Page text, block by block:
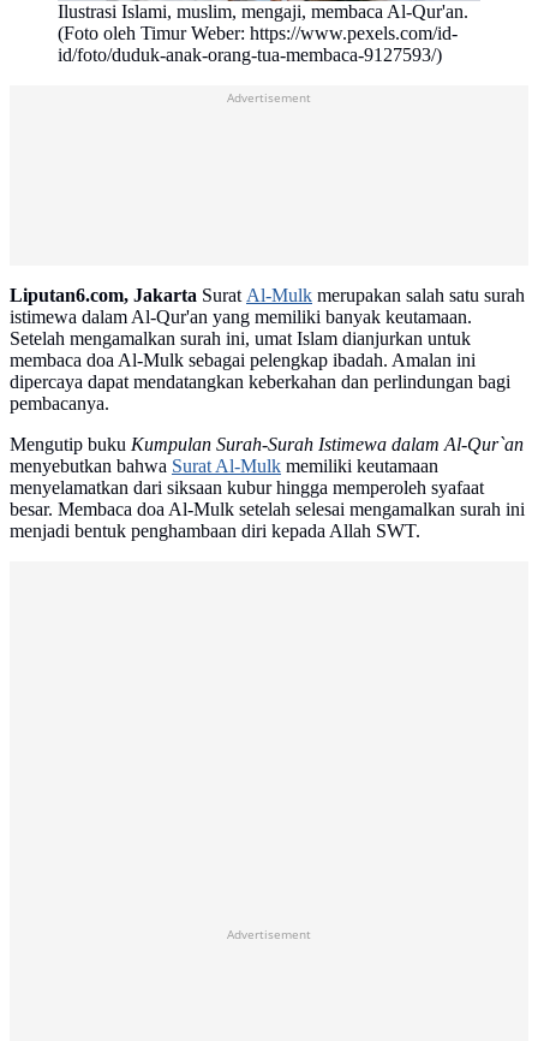
Ilustrasi Islami, muslim, mengaji, membaca Al-Qur'an.
(Foto oleh Timur Weber: https://www.pexels.com/id-
id/foto/duduk-anak-orang-tua-membaca-9127593/)
Advertisement
Liputan6.com, Jakarta SuratAl-Mulk merupakan salah satu surah
istimewa dalam Al-Qur'an yang memiliki banyak keutamaan.
Setelah mengamalkan surah ini, umat Islam dianjurkan untuk
membaca doa Al-Mulk sebagai pelengkap ibadah. Amalan ini
dipercaya dapat mendatangkan keberkahan dan perlindungan bagi
pembacanya.
Mengutip buku Kumpulan Surah-Surah Istimewa dalam Al-Qur`an
menyebutkan bahwa Surat Al-Mulk memiliki keutamaan
menyelamatkan dari siksaan kubur hingga memperoleh syafaat
besar. Membaca doa Al-Mulk setelah selesai mengamalkan surah ini
menjadi bentuk penghambaan diri kepada Allah SWT.
Advertisement